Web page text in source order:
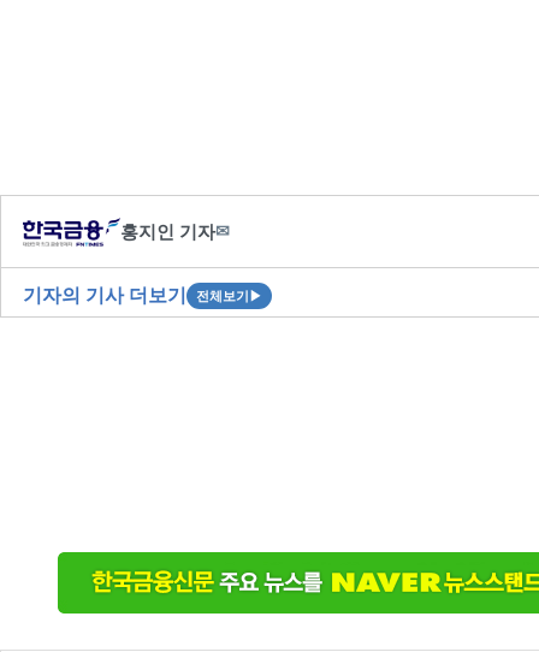
홍지인 기자✉
기자의 기사 더보기 전체보기 ▶